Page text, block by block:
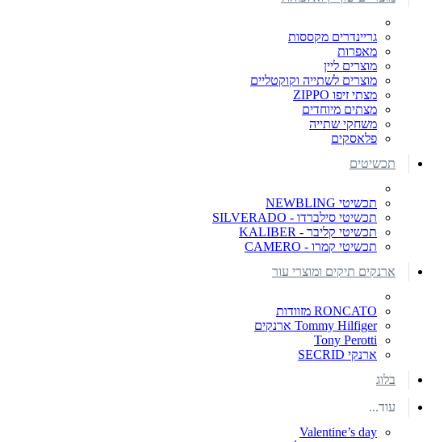
גריינדרים מקססות
מאפרות
מוצרים ליין
מוצרים לשתייה וקוקטליים
מצתי זיפו ZIPPO
מצתים מיוחדים
משחקי שתייה
פלאסקים
תכשיטים
תכשיטי NEWBLING
תכשיטי סילברדו - SILVERADO
תכשיטי קליבר - KALIBER
תכשיטי קמרו - CAMERO
ארנקים תיקים ומוצרי עור
RONCATO מזוודות
Tommy Hilfiger ארנקים
Tony Perotti
ארנקי SECRID
בלוג
עוד...
Valentine’s day